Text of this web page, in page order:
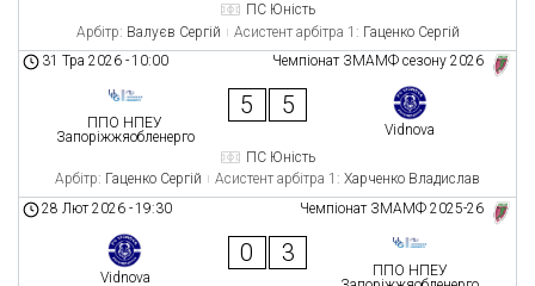
ПС Юність
Арбітр: Валуєв Сергій Асистент арбітра 1: Гаценко Сергій
Чемпіонат ЗМАМФ сезону 2026
31 Тра 2026 -10:00
ППО НПЕУ
Запоріжжяобленерго
5 5
Vidnova
ПС Юність
Арбітр: Гаценко Сергій Асистент арбітра 1: Харченко Владислав
Чемпіонат ЗМАМФ 2025-26
28 Лют 2026 -19:30
Vidnova
0 3
ППО НПЕУ